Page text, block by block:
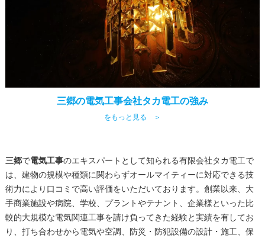
三郷の電気工事会社タカ電工の強み
をもっと見る ＞
三郷で電気工事のエキスパートとして知られる有限会社タカ電工で
は、建物の規模や種類に関わらずオールマイティーに対応できる技
術力により口コミで高い評価をいただいております。創業以来、大
手商業施設や病院、学校、プラントやテナント、企業様といった比
較的大規模な電気関連工事を請け負ってきた経験と実績を有してお
り、打ち合わせから電気や空調、防災・防犯設備の設計・施工、保